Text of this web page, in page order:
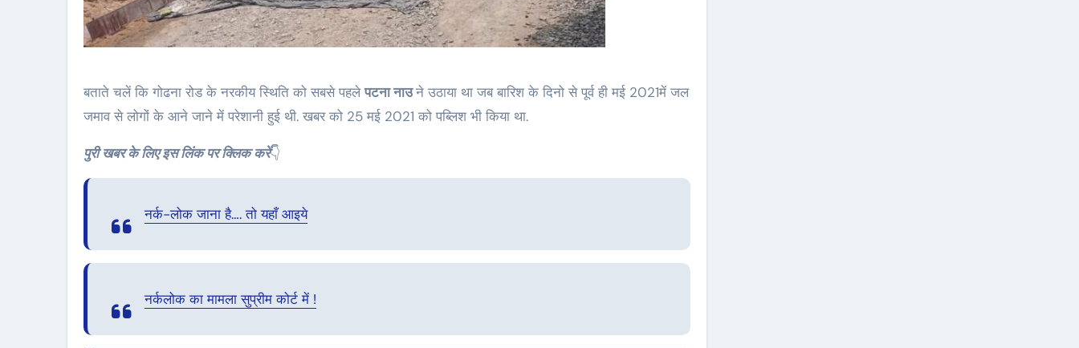
बताते चलें कि गोढना रोड के नरकीय स्थिति को सबसे पहलेपटना नाउने उठाया था जब बारिश के दिनो से पूर्व ही मई 2021में जल
जमाव से लोगों के आने जाने में परेशानी हुई थी. खबर को 25 मई 2021 को पब्लिश भी किया था.
पुरी खबर के लिए इस लिंक पर क्लिक करें👇
नर्क-लोक जाना है…. तो यहाँ आइये
नर्कलोक का मामला सुप्रीम कोर्ट में !